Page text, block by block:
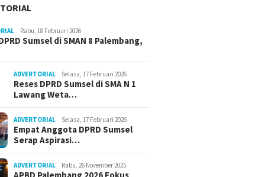
Rabu, 18 Februari 2026
Sumsel di SMAN 8 Palembang,
ADVERTORIAL Selasa, 17 Februari 2026
Reses DPRD Sumsel di SMA N 1
Lawang Weta…
ADVERTORIAL Selasa, 17 Februari 2026
Empat Anggota DPRD Sumsel
Serap Aspirasi…
ADVERTORIAL Rabu, 26 November 2025